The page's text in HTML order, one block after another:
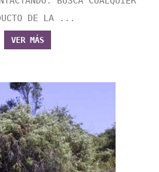
DE LA ...
VER MÁS